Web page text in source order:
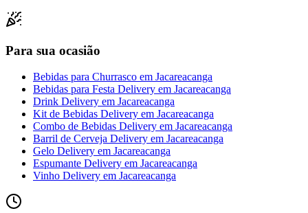
Para sua ocasião
Bebidas para Churrasco em Jacareacanga
Bebidas para Festa Delivery em Jacareacanga
Drink Delivery em Jacareacanga
Kit de Bebidas Delivery em Jacareacanga
Combo de Bebidas Delivery em Jacareacanga
Barril de Cerveja Delivery em Jacareacanga
Gelo Delivery em Jacareacanga
Espumante Delivery em Jacareacanga
Vinho Delivery em Jacareacanga